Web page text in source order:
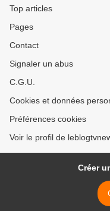
Top articles
Pages
Contact
Signaler un abus
C.G.U.
Cookies et données
Préférences cookies
Voir le profil de
Créer